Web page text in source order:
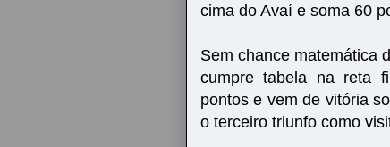
cima do Avaí e soma 60
Sem chance matemática
cumpre tabela na reta
pontos e vem de vitória
o terceiro triunfo como